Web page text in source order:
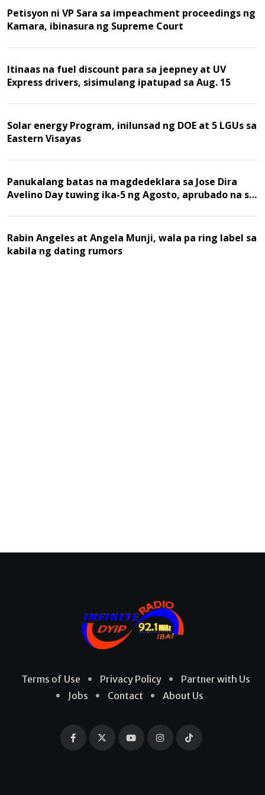
Petisyon ni VP Sara sa impeachment proceedings ng
Kamara, ibinasura ng Supreme Court
Itinaas na fuel discount para sa jeepney at UV
Express drivers, sisimulang ipatupad sa Aug. 15
Solar energy Program, inilunsad ng DOE at 5 LGUs sa
Eastern Visayas
Panukalang batas na magdedeklara sa Jose Dira
Avelino Day tuwing ika-5 ng Agosto, aprubado na sa
Rabin Angeles at Angela Munji, wala pa ring label sa
kabila ng dating rumors
Terms of Use Privacy Policy
Partner with Us
Jobs
Contact About Us